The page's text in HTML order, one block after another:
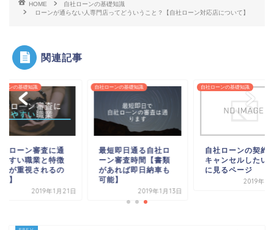
HOME
自社ローンの基礎知識
ローンが通らない人専門店ってどういうこと？【自社ローン対応店について】
関連記事
ーンの基礎知識
ローン審査に通
すい職業と特徴
が重視されるの
】
2019年1月21日
自社ローンの基礎知識
最短即日通る自社ロ
ーン審査時間【書類
があれば即日納車も
可能】
2019年1月13日
自社ローンの基礎知識
自社ローンの契約
キャンセルしたい
に見るページ
2019年7